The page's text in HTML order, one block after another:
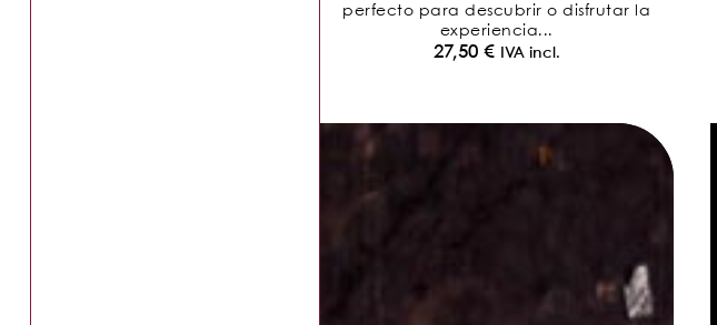
perfecto para descubrir o disfrutar la
experiencia...
27,50 € IVA incl.